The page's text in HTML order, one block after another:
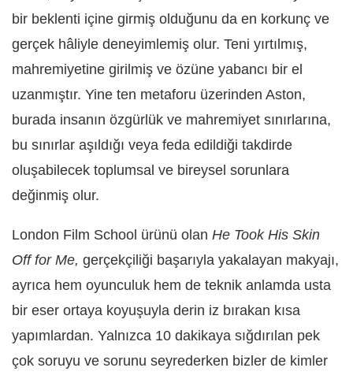
bir beklenti içine girmiş olduğunu da en korkunç ve
gerçek hâliyle deneyimlemiş olur. Teni yırtılmış,
mahremiyetine girilmiş ve özüne yabancı bir el
uzanmıştır. Yine ten metaforu üzerinden Aston,
burada insanın özgürlük ve mahremiyet sınırlarına,
bu sınırlar aşıldığı veya feda edildiği takdirde
oluşabilecek toplumsal ve bireysel sorunlara
değinmiş olur.
London Film School ürünü olan He Took His Skin
Off for Me, gerçekçiliği başarıyla yakalayan makyajı,
ayrıca hem oyunculuk hem de teknik anlamda usta
bir eser ortaya koyuşuyla derin iz bırakan kısa
yapımlardan. Yalnızca 10 dakikaya sığdırılan pek
çok soruyu ve sorunu seyrederken bizler de kimler